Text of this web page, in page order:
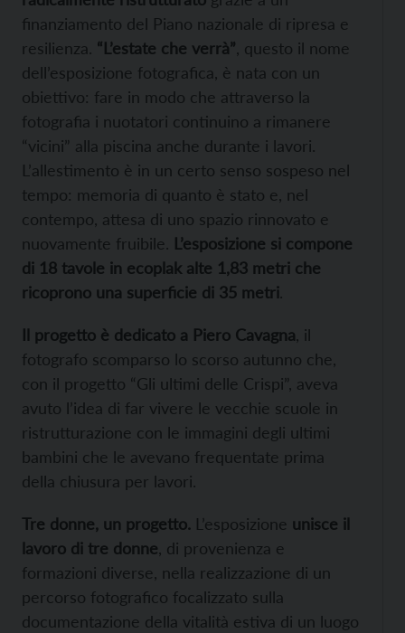
finanziamento del Piano nazionale di ripresa e
resilienza. “L’estate che verrà” , questo il nome
dell’esposizione fotografica, è nata con un
obiettivo: fare in modo che attraverso la
fotografia i nuotatori continuino a rimanere
“vicini” alla piscina anche durante i lavori.
L’allestimento è in un certo senso sospeso nel
tempo: memoria di quanto è stato e, nel
contempo, attesa di uno spazio rinnovato e
nuovamente fruibile. L’esposizione si compone
di 18 tavole in ecoplak alte 1,83 metri che
ricoprono una superficie di 35 metri.
Il progetto è dedicato a Piero Cavagna , il
fotografo scomparso lo scorso autunno che,
con il progetto “Gli ultimi delle Crispi”, aveva
avuto l’idea di far vivere le vecchie scuole in
ristrutturazione con le immagini degli ultimi
bambini che le avevano frequentate prima
della chiusura per lavori.
Tre donne, un progetto. L’esposizione unisce il
lavoro di tre donne , di provenienza e
formazioni diverse, nella realizzazione di un
percorso fotografico focalizzato sulla
documentazione della vitalità estiva di un luogo